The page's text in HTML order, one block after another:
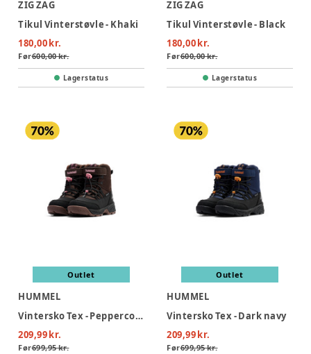
ZIG ZAG
Tikul Vinterstøvle - Khaki
180,00 kr.
Før600,00 kr.
Lagerstatus
ZIG ZAG
Tikul Vinterstøvle - Black
180,00 kr.
Før600,00 kr.
Lagerstatus
Outlet
HUMMEL
Vintersko Tex - Peppercorn
209,99 kr.
Før699,95 kr.
Outlet
HUMMEL
Vintersko Tex - Dark navy
209,99 kr.
Før699,95 kr.